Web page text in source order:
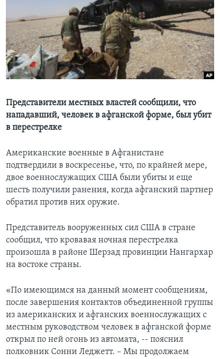
Learning English
СОЦИАЛЬНЫЕ СЕТИ
Представители местных властей сообщили, что
нападавший, человек в афганской форме, был убит
в перестрелке
Американские военные в Афганистане
подтвердили в воскресенье, что, по крайней мере,
двое военнослужащих США были убиты и еще
шесть получили ранения, когда афганский партнер
обратил против них оружие.
Представитель вооруженных сил США в стране
сообщил, что кровавая ночная перестрелка
произошла в районе Шерзад провинции Нангархар
на востоке страны.
«По имеющимся на данный момент сообщениям,
после завершения контактов объединенной группы
из американских и афганских военнослужащих с
местным руководством человек в афганской форме
открыл по ней огонь из автомата, -- пояснил
полковник Сонни Леджетт. – Мы продолжаем